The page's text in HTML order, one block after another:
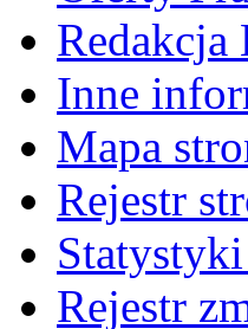
Redakcja
Inne
Mapa
Rejestr
Rejestr